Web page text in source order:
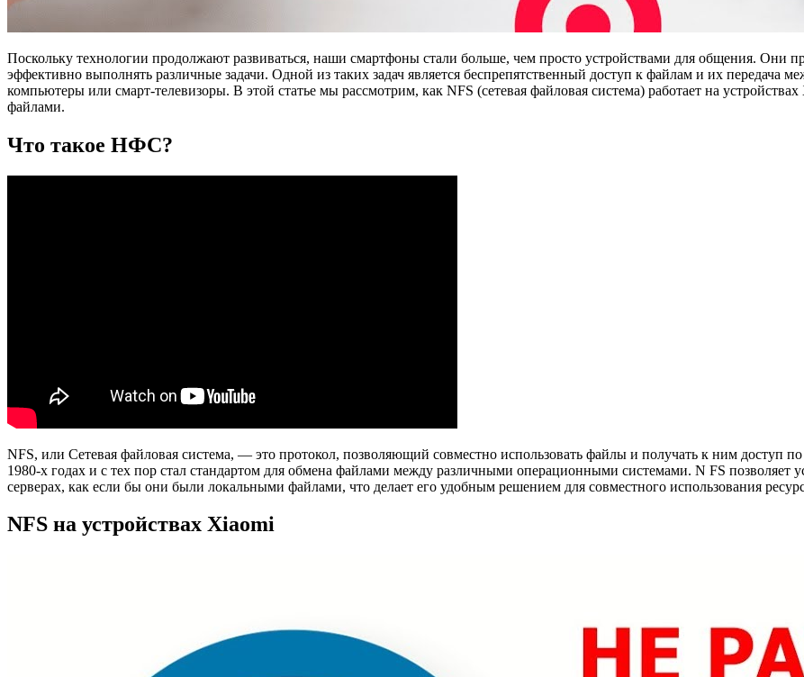
Поскольку технологии продолжают развиваться, наши смартфоны стали больше, чем просто устройствами для общения. Они
эффективно выполнять различные задачи. Одной из таких задач является беспрепятственный доступ к файлам и их
компьютеры или смарт-телевизоры. В этой статье мы рассмотрим, как NFS (сетевая файловая система) работает на
файлами.
Что такое НФС?
NFS, или Сетевая файловая система, — это протокол, позволяющий совместно использовать файлы и получать к ним доступ
1980-х годах и с тех пор стал стандартом для обмена файлами между различными операционными системами. N FS позволяет
серверах, как если бы они были локальными файлами, что делает его удобным решением для совместного использования
NFS на устройствах Xiaomi